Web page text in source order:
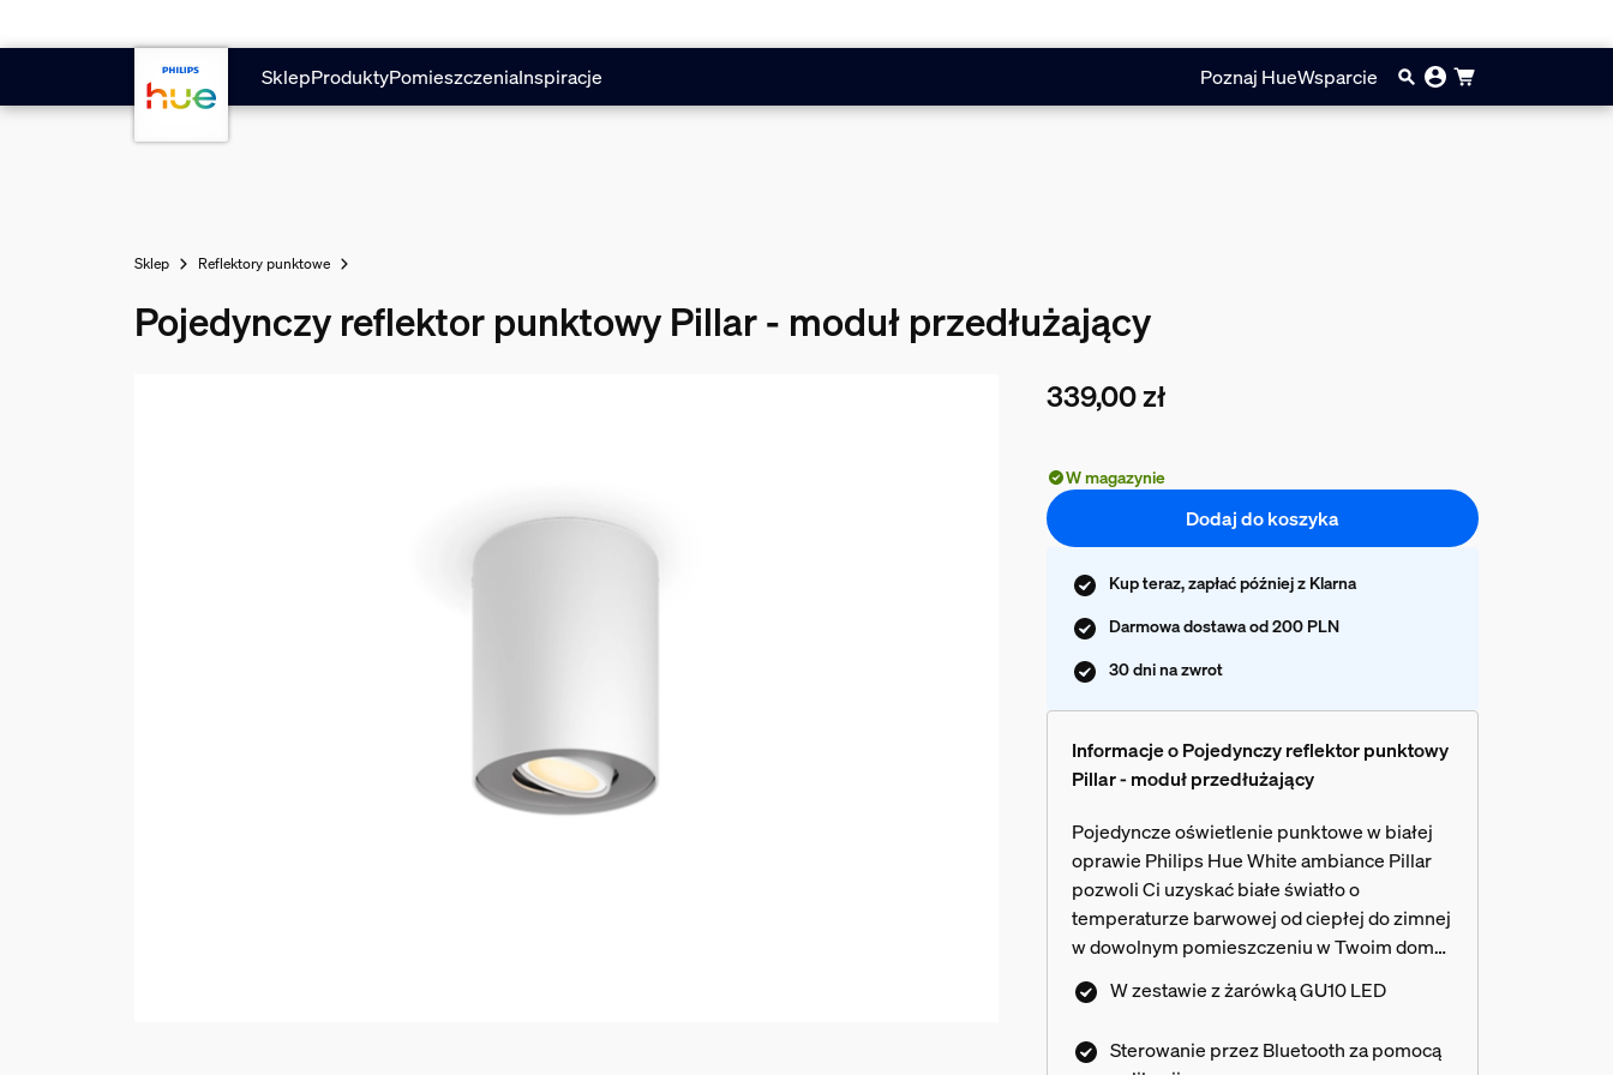
SklepProduktyPomieszczeniaInspiracje Poznaj HueWsparcie
Sklep Reflektory punktowe
Pojedynczy reflektor punktowy Pillar - moduł przedłużający
339,00 zł
W magazynie
Dodaj do koszyka
Kup teraz, zapłać później z Klarna
Darmowa dostawa od 200 PLN
30 dni na zwrot
Informacje o Pojedynczy reflektor punktowy
Pillar - moduł przedłużający
Pojedyncze oświetlenie punktowe w białej
oprawie Philips Hue White ambiance Pillar
pozwoli Ci uzyskać białe światło o
temperaturze barwowej od ciepłej do zimnej
w dowolnym pomieszczeniu w Twoim domu.
Steruj oświetleniem natychmiastowo za
pomocą łącza Bluetooth lub dodaj mostek
funkcji inteligentnego oświetlenia.
W zestawie z żarówką GU10 LED
Sterowanie przez Bluetooth za pomocą